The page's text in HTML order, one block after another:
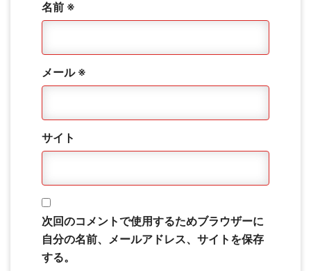
名前 ※
メール ※
サイト
次回のコメントで使用するためブラウザーに
自分の名前、メールアドレス、サイトを保存
する。